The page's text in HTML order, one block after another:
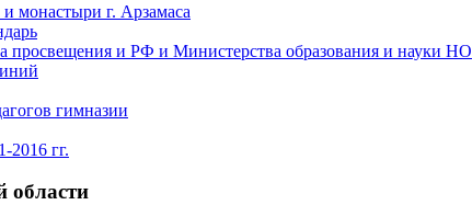
монастыри г. Арзамаса
просвещения и РФ и Министерства образования и науки НО
гимназии
2016 гг.
области